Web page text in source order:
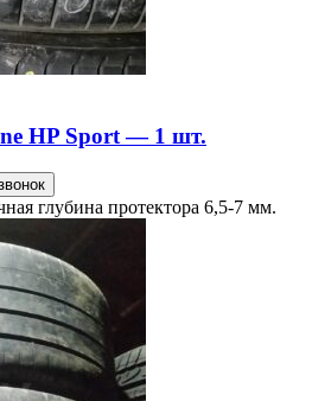
HP Sport — 1 шт.
глубина протектора 6,5-7 мм.